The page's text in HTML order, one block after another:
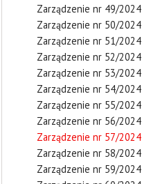
Zarządzenie nr 49/2024
Zarządzenie nr 50/2024
Zarządzenie nr 51/2024
Zarządzenie nr 52/2024
Zarządzenie nr 53/2024
Zarządzenie nr 54/2024
Zarządzenie nr 55/2024
Zarządzenie nr 56/2024
Zarządzenie nr 57/2024
Zarządzenie nr 58/2024
Zarządzenie nr 59/2024